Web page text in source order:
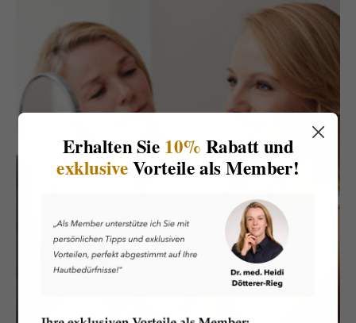
Erhalten Sie 10% Rabatt und
exklusiveVorteile als Member!